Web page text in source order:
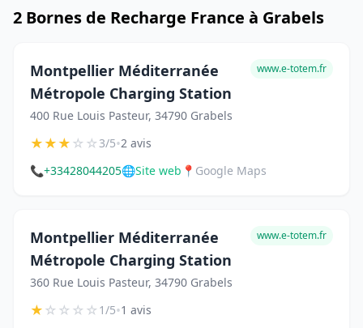
2 Bornes de Recharge France à Grabels
Montpellier Méditerranée
Métropole Charging Station
400 Rue Louis Pasteur, 34790 Grabels
www.e-totem.fr
★★★☆☆3/5•2 avis
📞+33428044205🌐Site web 📍 Google Maps
Montpellier Méditerranée
Métropole Charging Station
360 Rue Louis Pasteur, 34790 Grabels
www.e-totem.fr
★☆☆☆☆1/5•1 avis